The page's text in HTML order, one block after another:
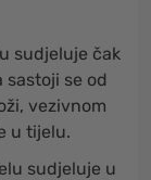
sudjeluje čak
sastoji se od
vezivnom
u tijelu.
sudjeluje u